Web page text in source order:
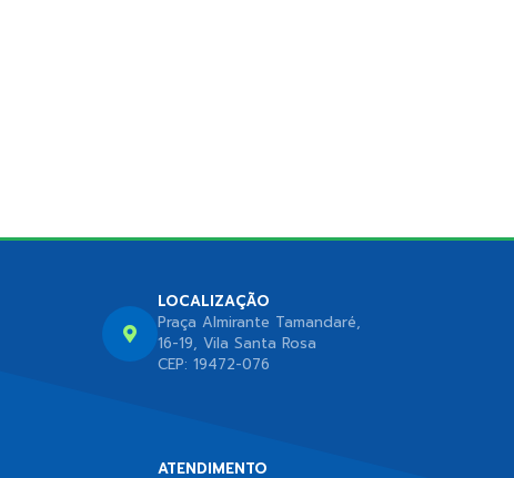
LOCALIZAÇÃO
Praça Almirante Tamandaré,
16-19, Vila Santa Rosa
CEP: 19472-076
ATENDIMENTO